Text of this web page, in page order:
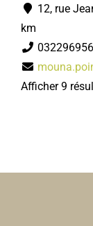
12, rue
km
Afficher 9